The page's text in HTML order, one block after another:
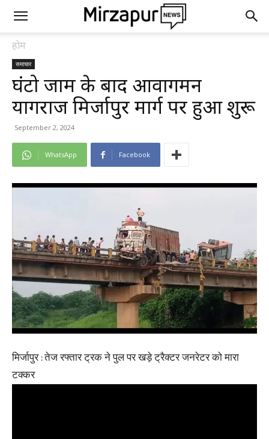
होम
समाचार
घंटो जाम के बाद आवागमन
प्रयागराज मिर्जापुर मार्ग पर हुआ शुरू
September 2, 2024
WhatsApp Facebook
मिर्जापुर : तेज रफ्तार ट्रक ने पुल पर खड़े ट्रैक्टर जनरेटर को मारा
टक्कर